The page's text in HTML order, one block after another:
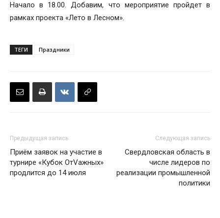
Начало в 18.00. Добавим, что мероприятие пройдет в
рамках проекта «Лето в Лесном».
ТЕГИ Праздники
Предыдущая запись
Приём заявок на участие в
турнире «Кубок ОтVажных»
продлится до 14 июля
Следующая запись
Свердловская область в
числе лидеров по
реализации промышленной
политики